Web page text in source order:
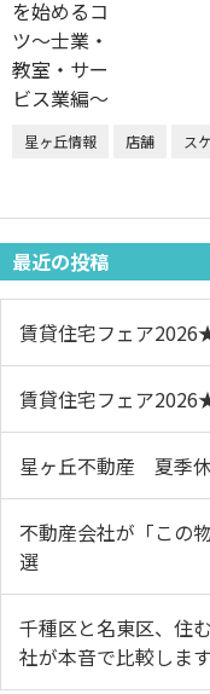
星ヶ丘情報 店舗 ス
最近の投稿
賃貸住宅フェア
賃貸住宅フェア
星ヶ丘不動産 夏季
不動産会社が「この
選
千種区と名東区、住
社が本音で比較します